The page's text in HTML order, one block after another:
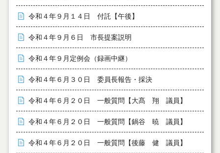
令和４年９月１４日 付託【午後】
令和４年９月６日 市長提案説明
令和４年９月定例会（録画中継）
令和４年６月３０日 委員長報告・採決
令和４年６月２０日 一般質問【大髙 翔 議員】
令和４年６月２０日 一般質問【鍋谷 暁 議員】
令和４年６月２０日 一般質問【後藤 健 議員】